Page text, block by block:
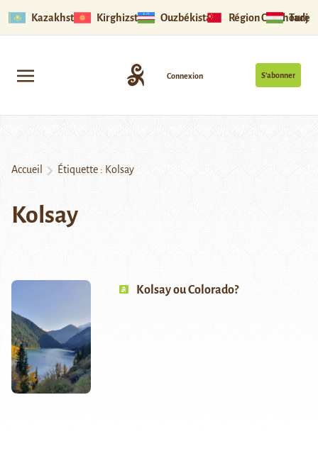
Kazakhstan Kirghizstan Ouzbékistan Région Ouïghoure
S’abonner
Connexion
Accueil Étiquette : Kolsay
Kolsay
Kolsay ou Colorado?